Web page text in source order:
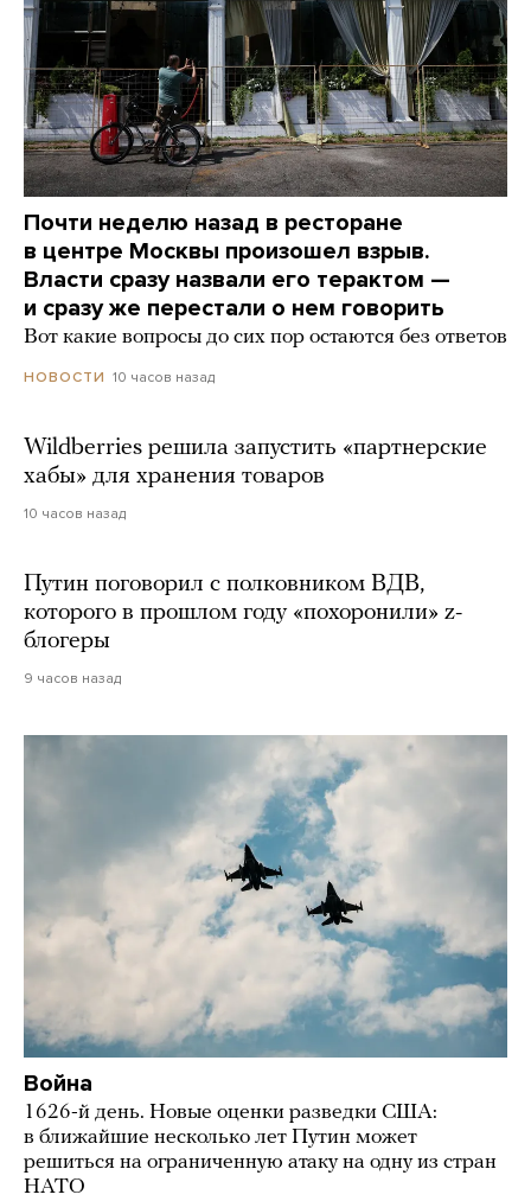
Почти неделю назад в ресторане
в центре Москвы произошел взрыв.
Власти сразу назвали его терактом —
и сразу же перестали о нем говорить
Вот какие вопросы до сих пор остаются без ответов
НОВОСТИ 10 часов назад
Wildberries решила запустить «партнерские
хабы» для хранения товаров
10 часов назад
Путин поговорил с полковником ВДВ,
которого в прошлом году «похоронили» z-
блогеры
9 часов назад
Война
1626-й день. Новые оценки разведки США:
в ближайшие несколько лет Путин может
решиться на ограниченную атаку на одну из стран
НАТО